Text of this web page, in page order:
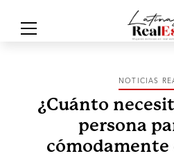
NOTICIAS
¿Cuánto
persona
cómodamente